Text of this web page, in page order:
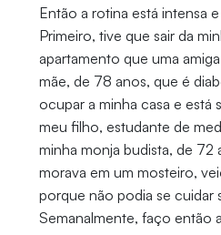
Então a rotina está intensa
Primeiro, tive que sair da
apartamento que uma
mãe, de 78 anos, que é
ocupar a minha casa e está
meu filho, estudante de
minha monja budista, de 72
morava em um mosteiro,
porque não podia se cuidar
Semanalmente, faço então